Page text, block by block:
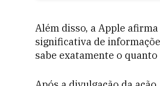
Além disso, a Apple
significativa de
sabe exatamente o